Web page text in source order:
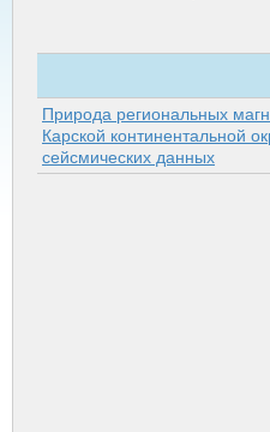
Природа региональных
Карской континентальной
сейсмических данных